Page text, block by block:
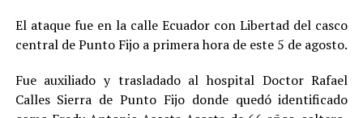
El ataque fue en la calle Ecuador con Libertad del casco
central de Punto Fijo a primera hora de este 5 de agosto.
Fue auxiliado y trasladado al hospital Doctor Rafael
Calles Sierra de Punto Fijo donde quedó identificado